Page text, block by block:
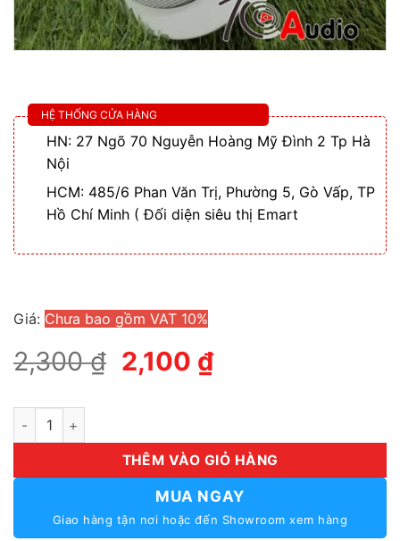
HỆ THỐNG CỬA HÀNG
HN: 27 Ngõ 70 Nguyễn Hoàng Mỹ Đình 2 Tp Hà
Nội
HCM: 485/6 Phan Văn Trị, Phường 5, Gò Vấp, TP
Hồ Chí Minh ( Đối diện siêu thị Emart
Giá: Chưa bao gồm VAT 10%
2,300₫ Giá
gốc
2,300 ₫.
2,100 ₫Giá
là:
2,100 ₫.
Loa Âm Trần JBL Control 12CT số lượng
THÊM VÀO GIỎ HÀNG
MUA NGAY
Giao hàng tận nơi hoặc đến Showroom xem hàng